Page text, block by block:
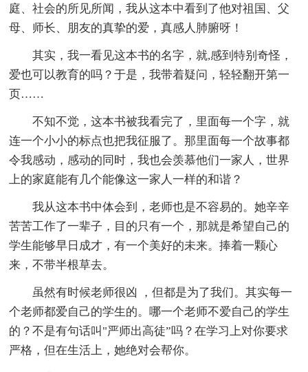
庭、社会的所见所闻，我从这本中看到了他对祖国、父
母、师长、朋友的真挚的爱，真感人肺腑呀！
其实，我一看见这本书的名字，就,感到特别奇怪，
爱也可以教育的吗？于是，我带着疑问，轻轻翻开第一
页……
不知不觉，这本书被我看完了，里面每一个字，就
连一个小小的标点也把我征服了。那里面每一个故事都
令我感动，感动的同时，我也会羡慕他们一家人，世界
上的家庭能有几个能像这一家人一样的和谐？
我从这本书中体会到，老师也是不容易的。她辛辛
苦苦工作了一辈子，目的只有一个，那就是希望自己的
学生能够早日成才，有一个美好的未来。捧着一颗心
来，不带半根草去。
虽然有时候老师很凶 ，但都是为了我们。其实每一
个老师都爱自己的学生的。哪一个老师不爱自己的学生
的？不是有句话叫"严师出高徒”吗？在学习上对你要求
严格，但在生活上，她绝对会帮你。